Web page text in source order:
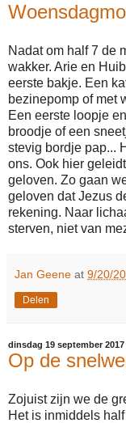
Nadat om half 7 de
wakker. Arie en
eerste bakje. Een
bezinepomp of met
Een eerste loopje
broodje of een
stevig bordje pap...
ons. Ook hier
geloven. Zo gaan
geloven dat Jezus
rekening. Naar
sterven, niet van
Jan Geene at 9/20/
Delen
dinsdag 19 september 2017
Op de
Zojuist zijn we de
Het is inmiddels